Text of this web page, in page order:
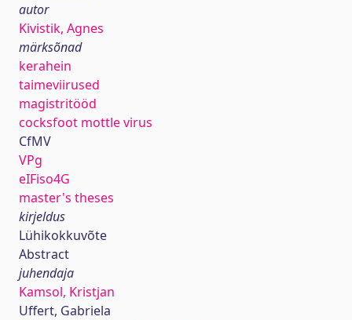
autor
Kivistik, Agnes
märksõnad
kerahein
taimeviirused
magistritööd
cocksfoot mottle virus
CfMV
VPg
eIFiso4G
master's theses
kirjeldus
Lühikokkuvõte
Abstract
juhendaja
Kamsol, Kristjan
Uffert, Gabriela